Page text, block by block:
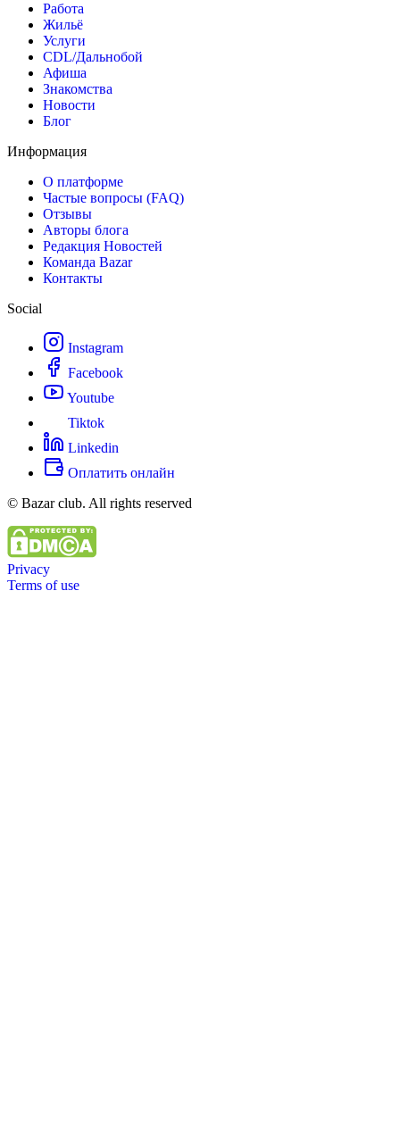
Работа
Жильё
Услуги
CDL/Дальнобой
Афиша
Знакомства
Новости
Блог
Информация
О платформе
Частые вопросы (FAQ)
Отзывы
Авторы блога
Редакция Новостей
Команда Bazar
Контакты
Social
Instagram
Facebook
Youtube
Tiktok
Linkedin
Оплатить онлайн
© Bazar club. All rights reserved
Privacy
Terms of use